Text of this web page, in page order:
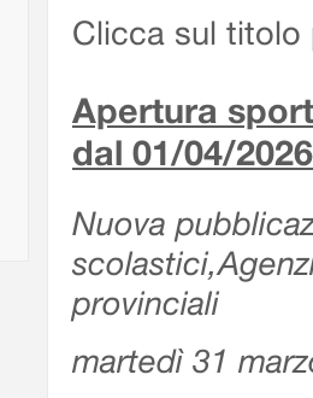
Clicca sul titolo
Apertura
dal 01/04/2026
Nuova
provinciali
martedì 31